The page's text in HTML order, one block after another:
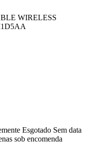
WIRELESS
Esgotado Sem data
sob encomenda